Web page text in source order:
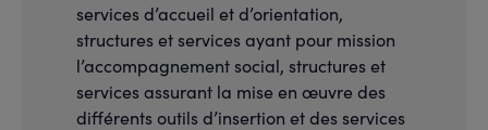
services d’accueil et d’orientation,
structures et services ayant pour mission
l’accompagnement social, structures et
services assurant la mise en œuvre des
différents outils d’insertion et des services